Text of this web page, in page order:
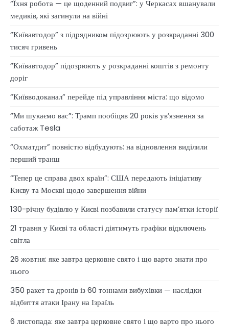
“Їхня робота — це щоденний подвиг”: у Черкасах вшанували
медиків, які загинули на війні
“Київавтодор” з підрядником підозрюють у розкраданні 300
тисяч гривень
“Київавтодор” підозрюють у розкраданні коштів з ремонту
доріг
“Київводоканал” перейде під управління міста: що відомо
“Ми шукаємо вас”: Трамп пообіцяв 20 років ув’язнення за
саботаж Tesla
“Охматдит” повністю відбудують: на відновлення виділили
перший транш
“Тепер це справа двох країн”: США передають ініціативу
Києву та Москві щодо завершення війни
130-річну будівлю у Києві позбавили статусу памʼятки історії
21 травня у Києві та області діятимуть графіки відключень
світла
26 жовтня: яке завтра церковне свято і що варто знати про
нього
350 ракет та дронів із 60 тоннами вибухівки — наслідки
відбиття атаки Ірану на Ізраїль
6 листопада: яке завтра церковне свято і що варто про нього